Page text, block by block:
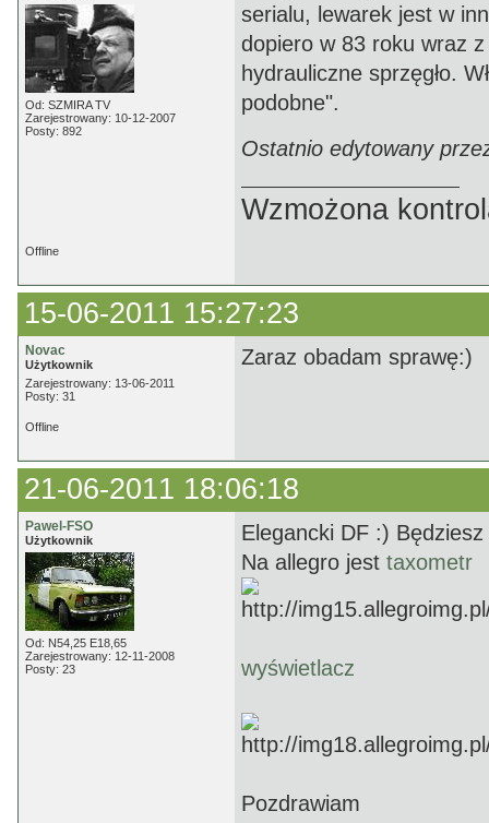
Od: SZMIRA TV
Zarejestrowany: 10-12-2007
Posty: 892
serialu, lewarek jest w
dopiero w 83 roku wraz
hydrauliczne sprzęgło.
podobne".
Ostatnio edytowany
Wzmożona
Offline
15-06-2011 15:27:23
Novac
Użytkownik
Zarejestrowany: 13-06-2011
Posty: 31
Zaraz obadam sprawę:)
Offline
21-06-2011 18:06:18
Pawel-FSO
Użytkownik
Od: N54,25 E18,65
Zarejestrowany: 12-11-2008
Posty: 23
Elegancki DF :)
Na allegro jest taxometr
wyświetlacz
Pozdrawiam